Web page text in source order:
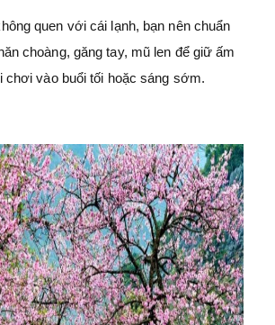
quen với cái lạnh, bạn nên chuẩn
choàng, găng tay, mũ len để giữ ấm
chơi vào buổi tối hoặc sáng sớm.